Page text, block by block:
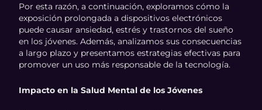
Por esta razón, a continuación, exploramos cómo la
exposición prolongada a dispositivos electrónicos
puede causar ansiedad, estrés y trastornos del sueño
en los jóvenes. Además, analizamos sus consecuencias
a largo plazo y presentamos estrategias efectivas para
promover un uso más responsable de la tecnología.
Impacto en la Salud Mental de los Jóvenes